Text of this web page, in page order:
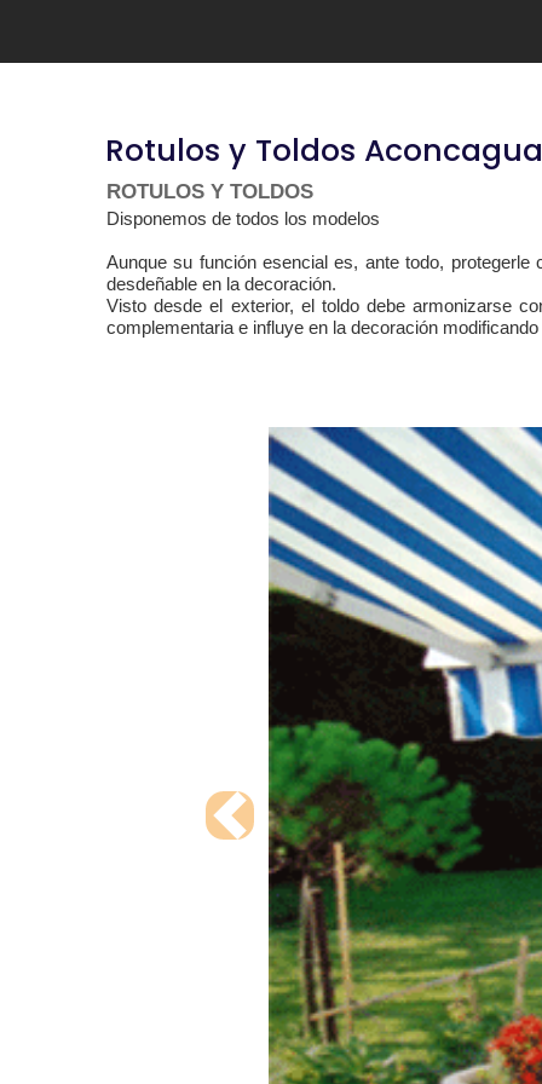
Rotulos y Toldos Aconcagua
ROTULOS Y TOLDOS
Disponemos de todos los modelos
Aunque su función esencial es, ante todo,
desdeñable en la decoración.
Visto desde el exterior, el toldo debe armonizarse
complementaria e influye en la decoración
Previous